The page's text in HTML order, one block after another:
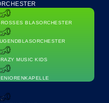
BLASORCHESTER
MUSIC KIDS